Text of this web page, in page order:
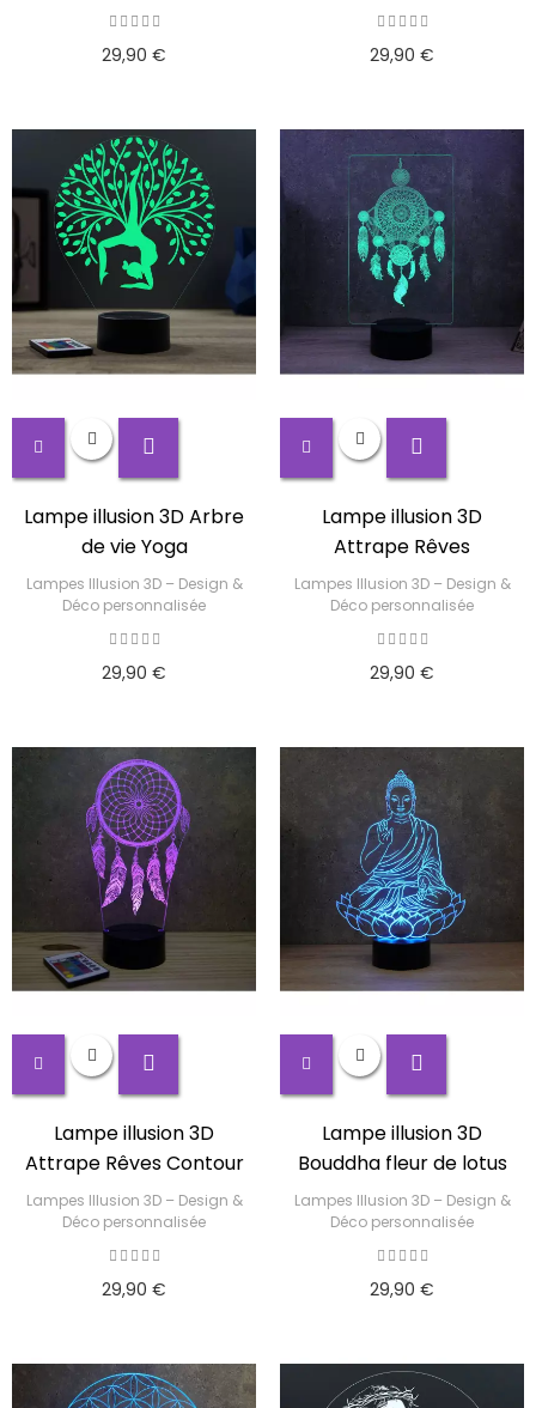
29,90 € 29,90 €
Lampe illusion 3D Arbre
de vie Yoga
Lampes Illusion 3D – Design &
Déco personnalisée
29,90 €
Lampe illusion 3D
Attrape Rêves
Lampes Illusion 3D – Design &
Déco personnalisée
29,90 €
Lampe illusion 3D
Attrape Rêves Contour
Lampes Illusion 3D – Design &
Déco personnalisée
29,90 €
Lampe illusion 3D
Bouddha fleur de lotus
Lampes Illusion 3D – Design &
Déco personnalisée
29,90 €